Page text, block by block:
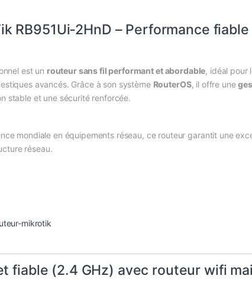
RB951Ui‑2HnD – Performance
est un routeur sans fil performant et abordable, idéal pour
avancés. Grâce à son système RouterOS, il offre une
stable et une sécurité renforcée.
mondiale en équipements réseau, ce routeur garantit une
réseau.
mikrotik
fiable (2.4 GHz) avec routeur wifi